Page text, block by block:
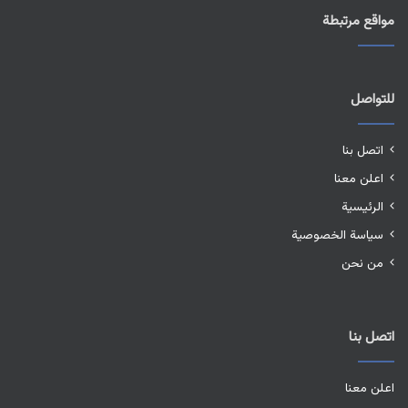
مواقع مرتبطة
للتواصل
اتصل بنا
اعلن معنا
الرئيسية
سياسة الخصوصية
من نحن
اتصل بنا
اعلن معنا